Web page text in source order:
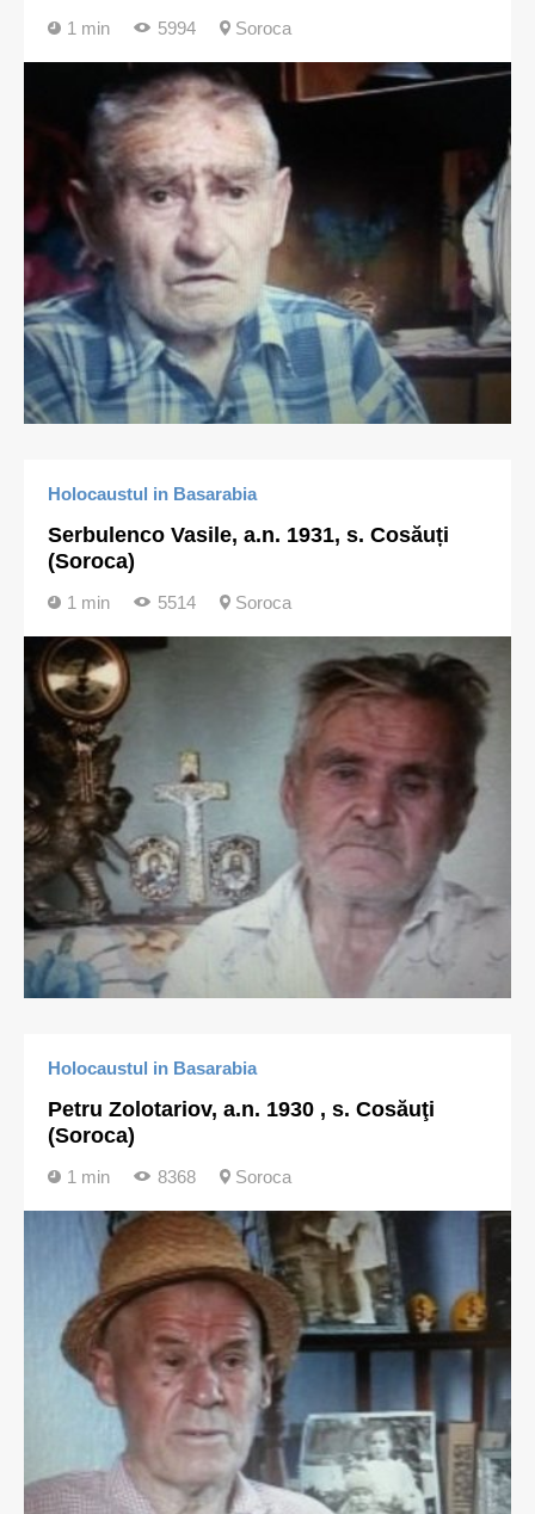
1 min 5994 Soroca
Holocaustul in Basarabia
Serbulenco Vasile, a.n. 1931, s. Cosăuți
(Soroca)
1 min 5514 Soroca
Holocaustul in Basarabia
Petru Zolotariov, a.n. 1930 , s. Cosăuţi
(Soroca)
1 min 8368 Soroca